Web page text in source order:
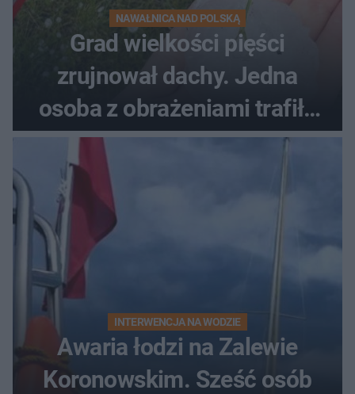
NAWAŁNICA NAD POLSKĄ
Grad wielkości pięści
zrujnował dachy. Jedna
osoba z obrażeniami trafiła
do szpitala
INTERWENCJA NA WODZIE
Awaria łodzi na Zalewie
Koronowskim. Sześć osób